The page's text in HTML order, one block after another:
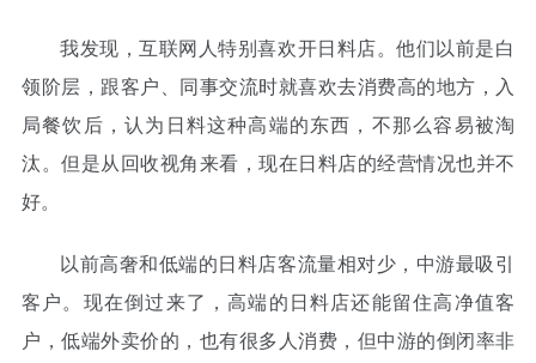
我发现，互联网人特别喜欢开日料店。他们以前是白
领阶层，跟客户、同事交流时就喜欢去消费高的地方，入
局餐饮后，认为日料这种高端的东西，不那么容易被淘
汰。但是从回收视角来看，现在日料店的经营情况也并不
好。
以前高奢和低端的日料店客流量相对少，中游最吸引
客户。现在倒过来了，高端的日料店还能留住高净值客
户，低端外卖价的，也有很多人消费，但中游的倒闭率非